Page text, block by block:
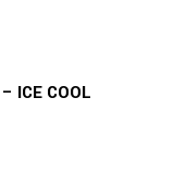
ICE COOL